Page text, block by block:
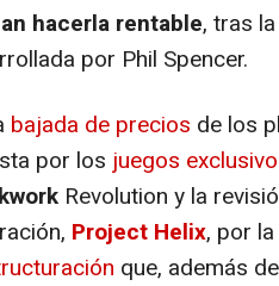
hacerla rentable, tras
por Phil Spencer.
bajada de precios de los
por los juegos
Revolution y la
Project Helix, por
que, además